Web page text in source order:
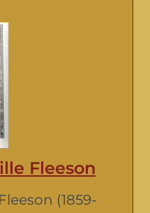
Fleeson
(1859-